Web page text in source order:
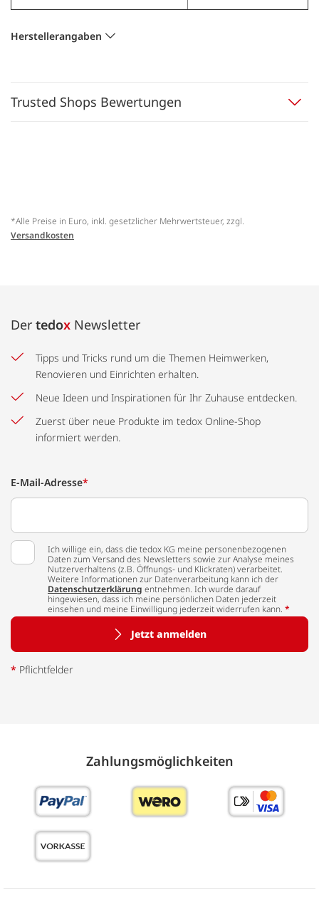
Herstellerangaben
Trusted Shops Bewertungen
*Alle Preise in Euro, inkl. gesetzlicher Mehrwertsteuer, zzgl.
Versandkosten
Der tedox Newsletter
Tipps und Tricks rund um die Themen Heimwerken,
Renovieren und Einrichten erhalten.
Neue Ideen und Inspirationen für Ihr Zuhause entdecken.
Zuerst über neue Produkte im tedox Online-Shop
informiert werden.
E-Mail-Adresse*
Ich willige ein, dass die tedox KG meine personenbezogenen
Daten zum Versand des Newsletters sowie zur Analyse meines
Nutzerverhaltens (z.B. Öffnungs- und Klickraten) verarbeitet.
Weitere Informationen zur Datenverarbeitung kann ich der
Datenschutzerklärung entnehmen. Ich wurde darauf
hingewiesen, dass ich meine persönlichen Daten jederzeit
einsehen und meine Einwilligung jederzeit widerrufen kann. *
Jetzt anmelden
* Pflichtfelder
Zahlungs­möglich­keiten